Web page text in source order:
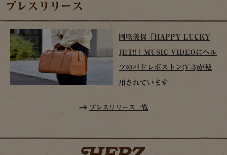
プレスリリース
岡咲美保「HAPPY LUCKY
JET!!」MUSIC VIDEOにヘル
ツのパドレボストン(V-5)が使
用されています
プレスリリース一覧